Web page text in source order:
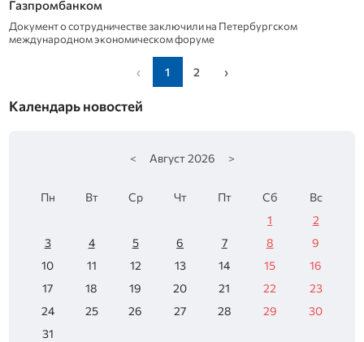
Газпромбанком
Документ о сотрудничестве заключили на Петербургском
международном экономическом форуме
‹ 1 2 ›
Календарь новостей
< Август 2026 >
Пн Вт Ср Чт Пт Сб
Вс
1
2
3
4 5 6 7 8
9
10
11 12 13 14 15
16
17
18 19 20 21 22
23
24
25 26 27 28 29
30
31